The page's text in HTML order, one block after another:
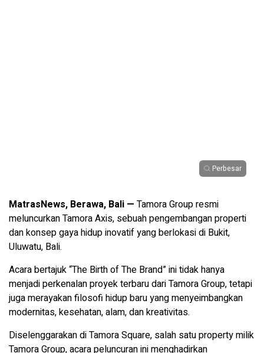
Perbesar
MatrasNews, Berawa, Bali — Tamora Group resmi
meluncurkan Tamora Axis, sebuah pengembangan properti
dan konsep gaya hidup inovatif yang berlokasi di Bukit,
Uluwatu, Bali.
Acara bertajuk “The Birth of The Brand” ini tidak hanya
menjadi perkenalan proyek terbaru dari Tamora Group, tetapi
juga merayakan filosofi hidup baru yang menyeimbangkan
modernitas, kesehatan, alam, dan kreativitas.
Diselenggarakan di Tamora Square, salah satu property milik
Tamora Group, acara peluncuran ini menghadirkan